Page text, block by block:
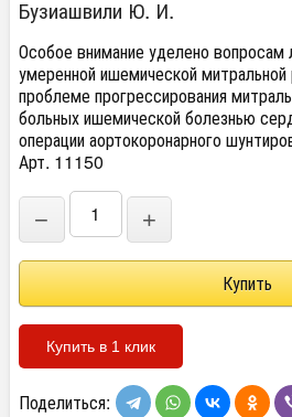
Бузиашвили Ю. И.
Особое внимание уделено вопросам
умеренной ишемической митральной
проблеме прогрессирования
больных ишемической болезнью
операции аортокоронарного
Арт. 11150
− +
Купить в 1 клик
Поделиться: